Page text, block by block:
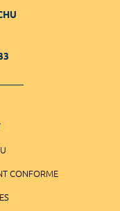
CONFORME